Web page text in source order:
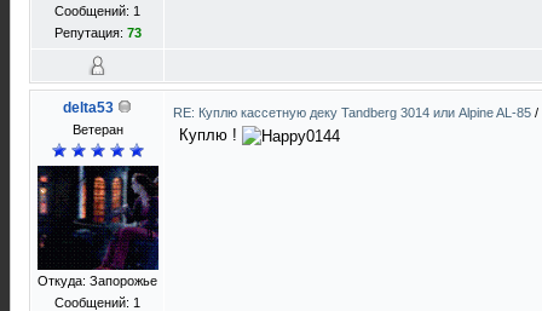
Сообщений: 1
Репутация: 73
delta53
Ветеран
Откуда: Запорожье
Сообщений: 1
RE: Куплю кассетную деку Tandberg 3014 или Alpine AL-85 /
Куплю !